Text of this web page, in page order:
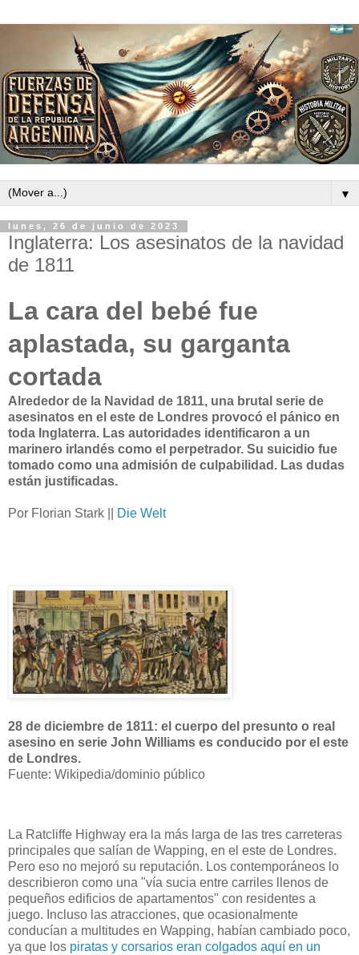
▼
lunes, 26 de junio de 2023
Inglaterra: Los asesinatos de la navidad
de 1811
La cara del bebé fue
aplastada, su garganta
cortada
Alrededor de la Navidad de 1811, una brutal serie de
asesinatos en el este de Londres provocó el pánico en
toda Inglaterra. Las autoridades identificaron a un
marinero irlandés como el perpetrador. Su suicidio fue
tomado como una admisión de culpabilidad. Las dudas
están justificadas.
Por Florian Stark || Die Welt
28 de diciembre de 1811: el cuerpo del presunto o real
asesino en serie John Williams es conducido por el este
de Londres.
Fuente: Wikipedia/dominio público
La Ratcliffe Highway era la más larga de las tres carreteras
principales que salían de Wapping, en el este de Londres.
Pero eso no mejoró su reputación. Los contemporáneos lo
describieron como una "vía sucia entre carriles llenos de
pequeños edificios de apartamentos" con residentes a
juego. Incluso las atracciones, que ocasionalmente
conducían a multitudes en Wapping, habían cambiado poco,
ya que los piratas y corsarios eran colgados aquí en un